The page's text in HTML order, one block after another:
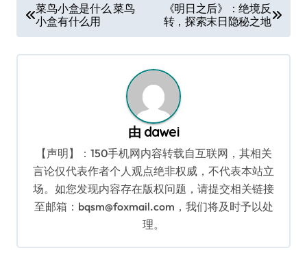
章
导
菜鸟小盒是什么 菜鸟
小盒有什么用
《明日之后》：绝境反
转，探索末日隐秘之地
由 dawei
【声明】：150手机网内容转载自互联网，其相关
言论仅代表作者个人观点绝非权威，不代表本站立
场。如您发现内容存在版权问题，请提交相关链接
至邮箱：bqsm@foxmail.com，我们将及时予以处
理。